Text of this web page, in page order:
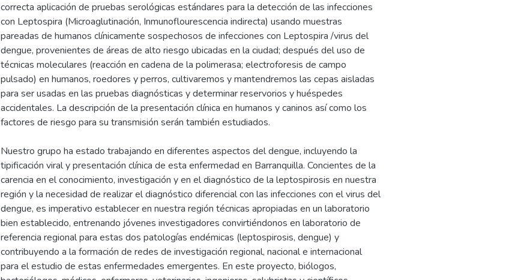
correcta aplicación de pruebas serológicas estándares para la detección de las infecciones
con Leptospira (Microaglutinación, Inmunoflourescencia indirecta) usando muestras
pareadas de humanos clínicamente sospechosos de infecciones con Leptospira /virus del
dengue, provenientes de áreas de alto riesgo ubicadas en la ciudad; después del uso de
técnicas moleculares (reacción en cadena de la polimerasa; electroforesis de campo
pulsado) en humanos, roedores y perros, cultivaremos y mantendremos las cepas aisladas
para ser usadas en las pruebas diagnósticas y determinar reservorios y huéspedes
accidentales. La descripción de la presentación clínica en humanos y caninos así como los
factores de riesgo para su transmisión serán también estudiados.
Nuestro grupo ha estado trabajando en diferentes aspectos del dengue, incluyendo la
tipificación viral y presentación clínica de esta enfermedad en Barranquilla. Concientes de la
carencia en el conocimiento, investigación y en el diagnóstico de la leptospirosis en nuestra
región y la necesidad de realizar el diagnóstico diferencial con las infecciones con el virus del
dengue, es imperativo establecer en nuestra región técnicas apropiadas en un laboratorio
bien establecido, entrenando jóvenes investigadores convirtiéndonos en laboratorio de
referencia regional para estas dos patologías endémicas (leptospirosis, dengue) y
contribuyendo a la formación de redes de investigación regional, nacional e internacional
para el estudio de estas enfermedades emergentes. En este proyecto, biólogos,